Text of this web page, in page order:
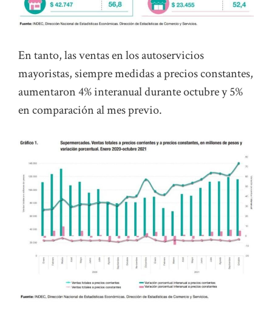
En tanto, las ventas en los autoservicios
mayoristas, siempre medidas a precios constantes,
aumentaron 4% interanual durante octubre y 5%
en comparación al mes previo.